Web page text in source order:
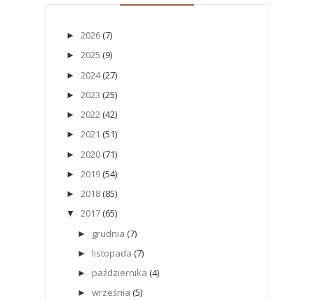
► 2026 (7)
► 2025 (9)
► 2024(27)
► 2023 (25)
► 2022 (42)
► 2021 (51)
► 2020 (71)
► 2019 (54)
► 2018 (85)
▼ 2017 (65)
► grudnia (7)
► listopada (7)
► października (4)
► września (5)